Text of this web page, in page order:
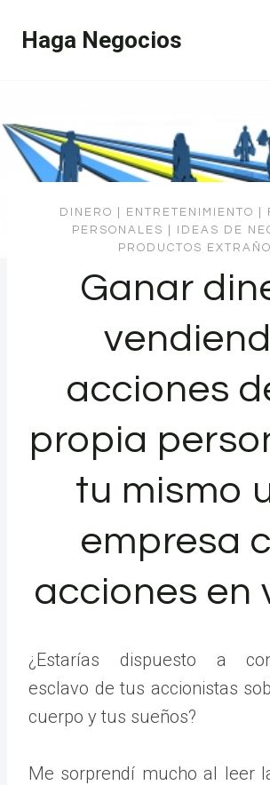
Haga Negocios
DINERO ENTRETENIMIENTO
PERSONALES
IDEAS DE
PRODUCTOS
Ganar
acciones
propia
tu mismo
empresa
acciones en
¿Estarías dispuesto a
esclavo de tus accionistas
cuerpo y tus sueños?
Me sorprendí mucho al leer